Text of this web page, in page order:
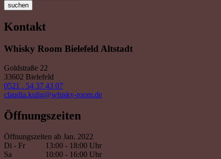
suchen
Kontakt
Whisky Room Bielefeld Altstadt
Goldstraße 22
33602 Bielefeld
0521 . 54 37 43 07
claudia.kulig@whisky-room.de
Öffnungszeiten
Öffnungszeiten ab Jan. 2022
Di - Fr
13:00 - 18:00 Uhr
Sa
10:00 - 16:00 Uhr